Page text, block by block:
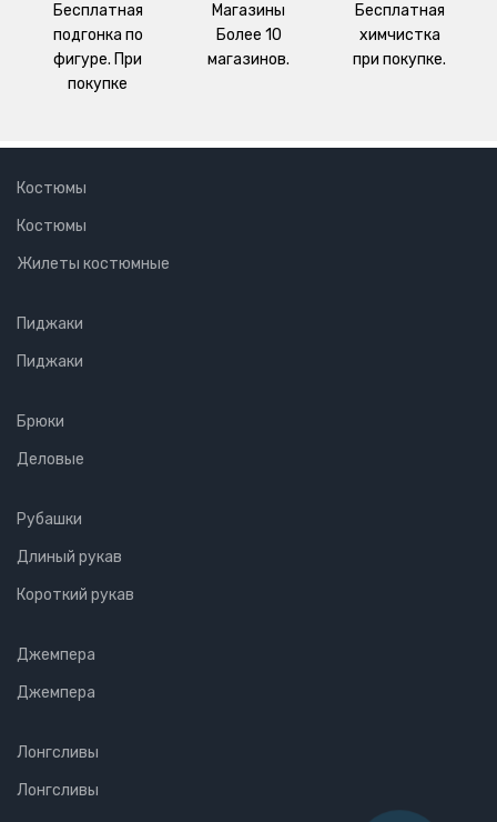
Бесплатная
подгонка по
фигуре. При
покупке
Магазины
Более 10
магазинов.
Бесплатная
химчистка
при покупке.
Костюмы
Костюмы
Жилеты костюмные
Пиджаки
Пиджаки
Брюки
Деловые
Рубашки
Длиный рукав
Короткий рукав
Джемпера
Джемпера
Лонгсливы
Лонгсливы